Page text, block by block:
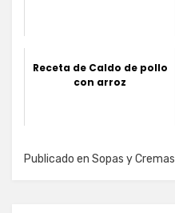
Receta de Caldo de pollo
con arroz
Publicado en Sopas y Cremas